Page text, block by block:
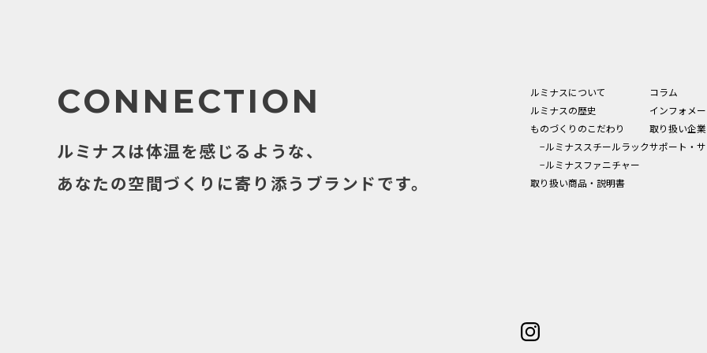
ルミナスについて
ルミナスの歴史
ものづくりのこだわり
−ルミナススチールラック
−ルミナスファニチャー
取り扱い商品・説明書
コラム
インフォメ
取り扱い企業
サポート・
CONNECTION
ルミナスは体温を感じるような、
あなたの空間づくりに寄り添うブランドです。